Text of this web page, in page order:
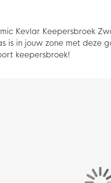
Kevlar Keepersbroek
is in jouw zone met deze
keepersbroek!